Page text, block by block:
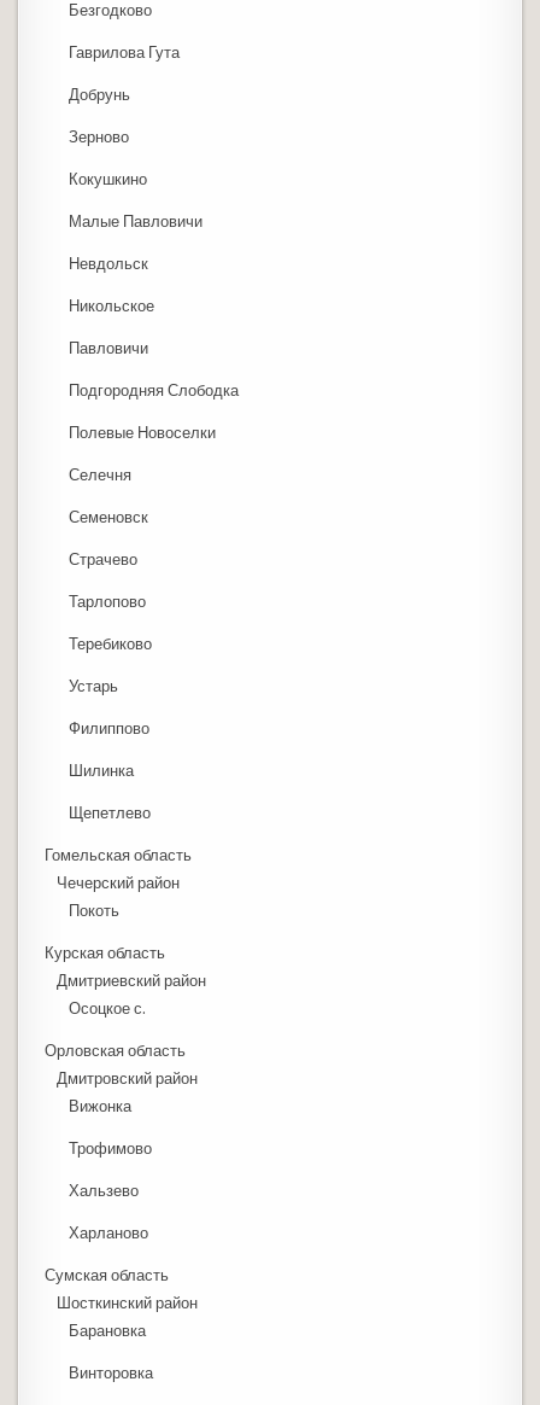
Безгодково
Гаврилова Гута
Добрунь
Зерново
Кокушкино
Малые Павловичи
Невдольск
Никольское
Павловичи
Подгородняя Слободка
Полевые Новоселки
Селечня
Семеновск
Страчево
Тарлопово
Теребиково
Устарь
Филиппово
Шилинка
Щепетлево
Гомельская область
Чечерский район
Покоть
Курская область
Дмитриевский район
Осоцкое с.
Орловская область
Дмитровский район
Вижонка
Трофимово
Хальзево
Харланово
Сумская область
Шосткинский район
Барановка
Винторовка